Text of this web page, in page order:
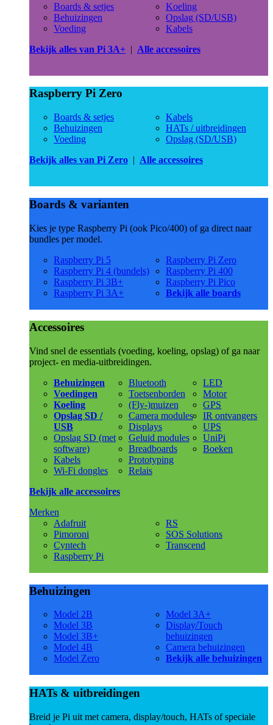
Boards & setjes
Behuizingen
Voeding
Koeling
Opslag (SD/USB)
Kabels
Bekijk alles van Pi 3A+ | Alle accessoires
Raspberry Pi Zero
Boards & setjes
Behuizingen
Voeding
Kabels
HATs / uitbreidingen
Opslag (SD/USB)
Bekijk alles van Pi Zero | Alle accessoires
Boards & varianten
Kies je type Raspberry Pi (ook Pico/400) of ga direct naar
bundles per model.
Raspberry Pi 5
Raspberry Pi 4 (bundels)
Raspberry Pi 3B+
Raspberry Pi 3A+
Raspberry Pi Zero
Raspberry Pi 400
Raspberry Pi Pico
Bekijk alle boards
Accessoires
Vind snel de essentials (voeding, koeling, opslag) of ga naar
project- en media-uitbreidingen.
Behuizingen
Voedingen
Koeling
Opslag SD /
USB
Opslag SD (met
software)
Kabels
Wi-Fi dongles
Bluetooth
Toetsenborden
(Fly-)muizen
Camera modules
Displays
Geluid modules
Breadboards
Prototyping
Relais
LED
Motor
GPS
IR ontvangers
UPS
UniPi
Boeken
Bekijk alle accessoires
Merken
Adafruit
Pimoroni
Cyntech
Raspberry Pi
RS
SOS Solutions
Transcend
Behuizingen
Model 2B
Model 3B
Model 3B+
Model 4B
Model Zero
Model 3A+
Display/Touch
behuizingen
Camera behuizingen
Bekijk alle behuizingen
HATs & uitbreidingen
Breid je Pi uit met camera, display/touch, HATs of speciale